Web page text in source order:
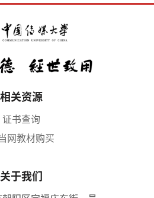
相关资源
证书查询
网教材购买
关于我们